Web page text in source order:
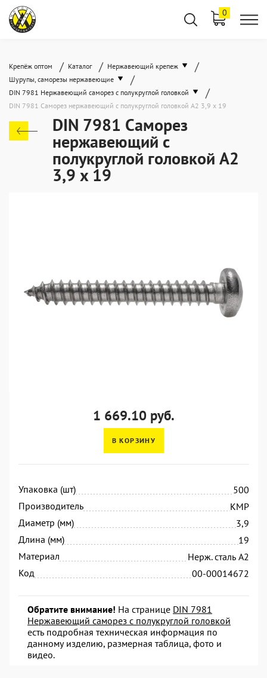
0
Крепёж оптом / Каталог / Нержавеющий крепеж /
Шурупы, саморезы нержавеющие /
DIN 7981 Нержавеющий саморез с полукруглой головкой /
DIN 7981 Саморез нержавеющий с полукруглой головкой А2 3,9 x 19
DIN 7981 Саморез
нержавеющий с
полукруглой головкой А2
3,9 x 19
1 669.10 руб.
В КОРЗИНУ
Упаковка (шт)
500
Производитель
KMP
Диаметр (мм)
3,9
Длина (мм)
19
Материал
Нерж. сталь А2
Код
00-00014672
Обратите внимание! На странице DIN 7981
Нержавеющий саморез с полукруглой головкой
есть подробная техническая информация по
данному изделию, размерная таблица, фото и
видео.